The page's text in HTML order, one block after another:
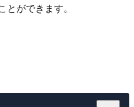
ができます。